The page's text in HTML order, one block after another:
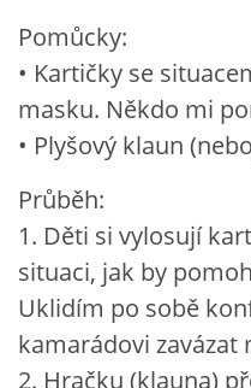
Pomůcky:
• Kartičky se
masku. Někdo mi
• Plyšový klaun
Průběh:
1. Děti si vylosují
situaci, jak by
Uklidím po sobě
kamarádovi zavázat
2. Hračku (klauna)